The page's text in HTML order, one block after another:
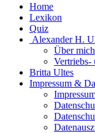
Home
Lexikon
Quiz
Alexander H.
Über mich
Vertriebs-
Britta Ultes
Impressum &